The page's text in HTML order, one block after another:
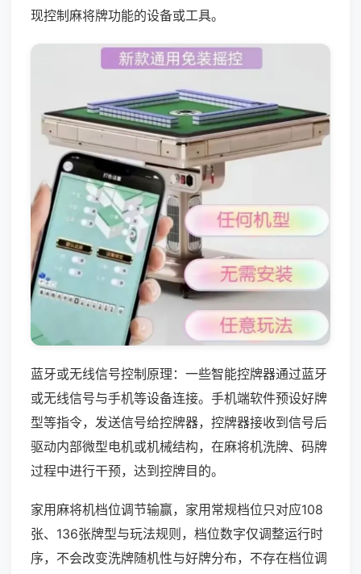
现控制麻将牌功能的设备或工具。
蓝牙或无线信号控制原理：一些智能控牌器通过蓝牙
或无线信号与手机等设备连接。手机端软件预设好牌
型等指令，发送信号给控牌器，控牌器接收到信号后
驱动内部微型电机或机械结构，在麻将机洗牌、码牌
过程中进行干预，达到控牌目的。
家用麻将机档位调节输赢，家用常规档位只对应108
张、136张牌型与玩法规则，档位数字仅调整运行时
序，不会改变洗牌随机性与好牌分布，不存在档位调